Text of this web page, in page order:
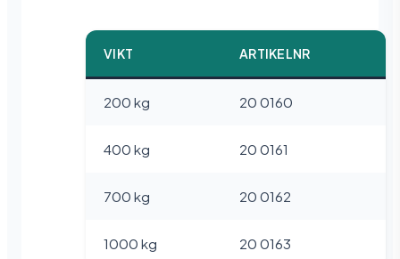
VIKT ARTIKELNR
200 kg 20 0160
400 kg 20 0161
700 kg 20 0162
1000 kg 20 0163